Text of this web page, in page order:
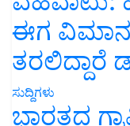
ಈಗ
ತರಲಿದ್ದಾರೆ
ಸುದ್ದಿಗಳು
ಭಾರತದ